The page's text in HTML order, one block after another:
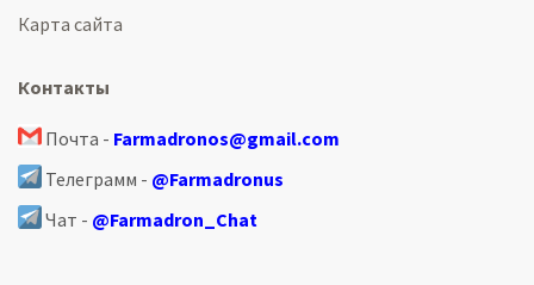
Карта сайта
Контакты
Почта - Farmadronos@gmail.com
Телеграмм - @Farmadronus
Чат - @Farmadron_Chat